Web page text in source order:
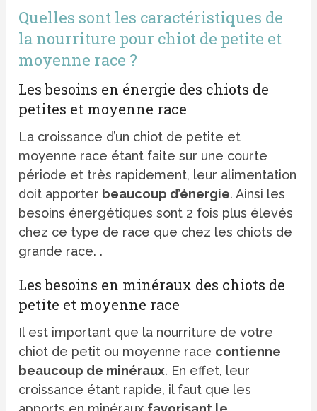
Quelles sont les caractéristiques de
la nourriture pour chiot de petite et
moyenne race ?
Les besoins en énergie des chiots de
petites et moyenne race
La croissance d’un chiot de petite et
moyenne race étant faite sur une courte
période et très rapidement, leur alimentation
doit apporter beaucoup d’énergie. Ainsi les
besoins énergétiques sont 2 fois plus élevés
chez ce type de race que chez les chiots de
grande race. .
Les besoins en minéraux des chiots de
petite et moyenne race
Il est important que la nourriture de votre
chiot de petit ou moyenne race contienne
beaucoup de minéraux. En effet, leur
croissance étant rapide, il faut que les